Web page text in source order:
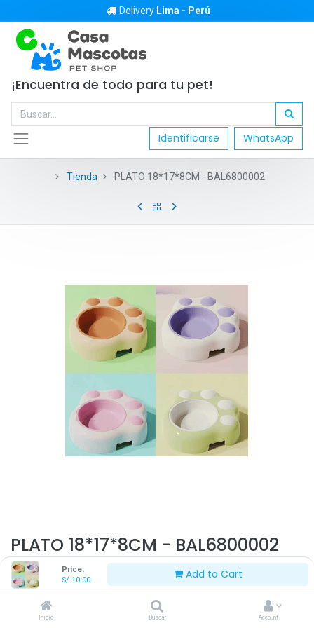
Price:
S/ 10.00 Add to Cart
Inicio Buscar Account
Delivery Lima - Perú
¡Encuentra de todo para tu pet!
Identificarse WhatsApp
Tienda PLATO 18*17*8CM - BAL6800002
PLATO 18*17*8CM - BAL6800002
S/10.00